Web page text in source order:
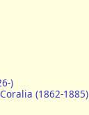
)
(1862-1885)